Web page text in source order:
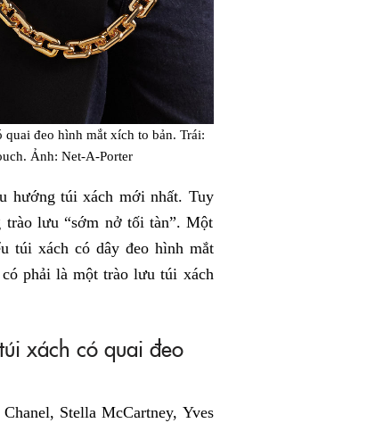
đeo hình mắt xích to bản. Trái:
Ảnh: Net-A-Porter
hướng túi xách mới nhất. Tuy
trào lưu “sớm nở tối tàn”. Một
túi xách có dây đeo hình mắt
phải là một trào lưu túi xách
xách có quai đeo
Stella McCartney, Yves